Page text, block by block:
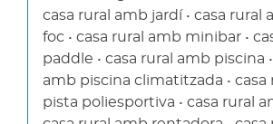
casa rural amb jardí • casa rural
foc • casa rural amb minibar •
paddle • casa rural amb piscina
amb piscina climatitzada • casa
pista poliesportiva • casa rural